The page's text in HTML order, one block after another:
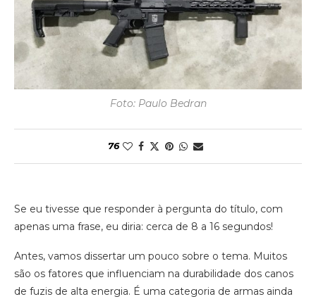
Foto: Paulo Bedran
76
Se eu tivesse que responder à pergunta do título, com
apenas uma frase, eu diria: cerca de 8 a 16 segundos!
Antes, vamos dissertar um pouco sobre o tema. Muitos
são os fatores que influenciam na durabilidade dos canos
de fuzis de alta energia. É uma categoria de armas ainda